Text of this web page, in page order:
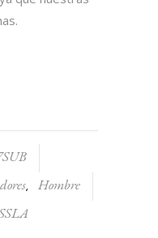
, Hombre